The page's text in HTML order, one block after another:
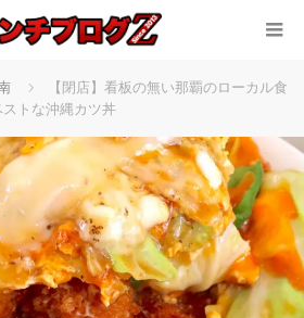
【閉店】看板の無い那覇のローカル食
トな沖縄カツ丼